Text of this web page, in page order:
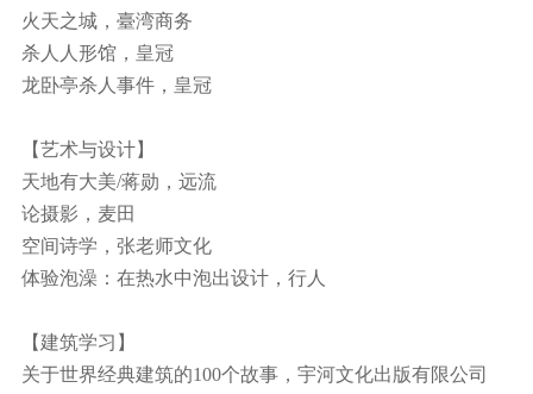
火天之城，臺湾商务
杀人人形馆，皇冠
龙卧亭杀人事件，皇冠
【艺术与设计】
天地有大美/蒋勋，远流
论摄影，麦田
空间诗学，张老师文化
体验泡澡：在热水中泡出设计，行人
【建筑学习】
关于世界经典建筑的100个故事，宇河文化出版有限公司